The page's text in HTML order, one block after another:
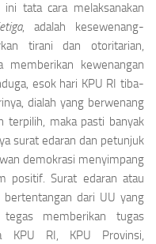
tata cara melaksanakan
, adalah kesewenang-
tirani dan otoritarian,
memberikan kewenangan
esok hari KPU RI tiba-
dialah yang berwenang
terpilih, maka pasti banyak
surat edaran dan petunjuk
demokrasi menyimpang
positif. Surat edaran atau
dari UU yang
memberikan tugas
KPU RI, KPU Provinsi,